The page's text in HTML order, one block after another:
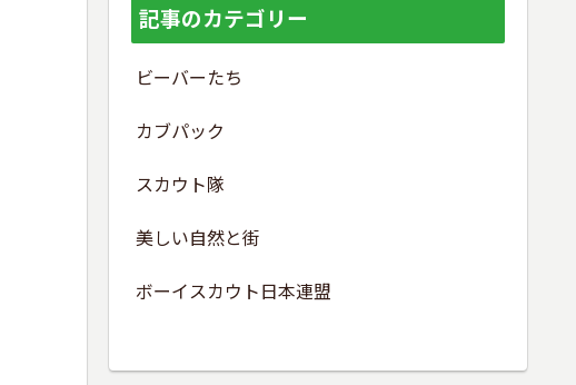
記事のカテゴリー
ビーバーたち
カブパック
スカウト隊
美しい自然と街
ボーイスカウト日本連盟